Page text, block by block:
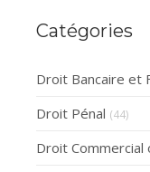
Catégories
Droit Bancaire et
Droit Pénal (44)
Droit Commercial